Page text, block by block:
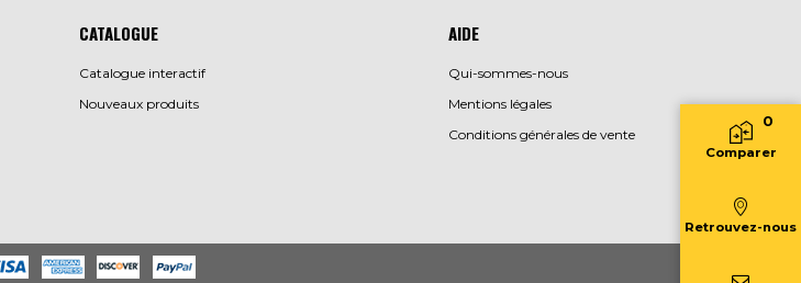
AIDE
Qui-sommes-nous
Mentions légales
Conditions générales de vente
CATALOGUE
Catalogue interactif
Nouveaux produits
Comparer
0
Retrouvez-nous